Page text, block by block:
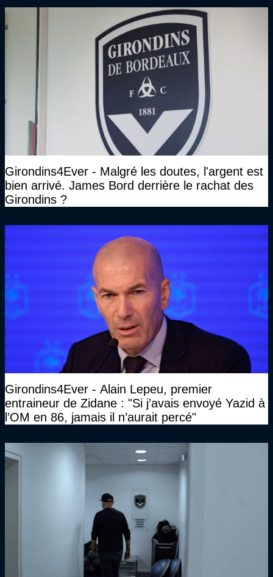
Girondins4Ever - Malgré les doutes, l'argent est
bien arrivé. James Bord derrière le rachat des
Girondins ?
Girondins4Ever - Alain Lepeu, premier
entraineur de Zidane : "Si j’avais envoyé Yazid à
l’OM en 86, jamais il n’aurait percé"